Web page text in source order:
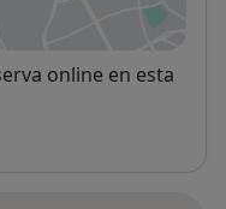
en una nueva
online en esta